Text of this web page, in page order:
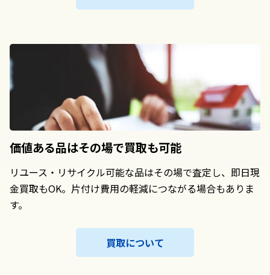
価値ある品はその場で買取も可能
リユース・リサイクル可能な品はその場で査定し、即日現
金買取もOK。片付け費用の軽減につながる場合もありま
す。
買取について